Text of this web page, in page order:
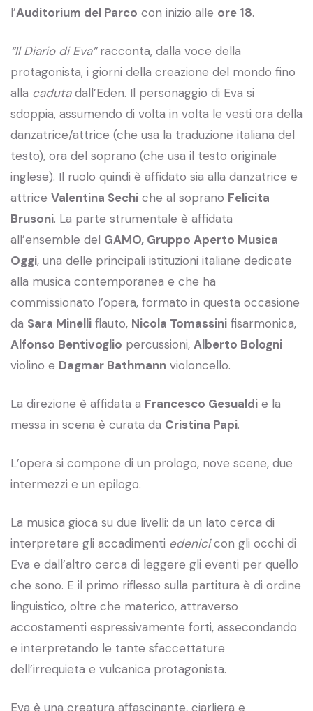
l’Auditorium del Parco con inizio alle ore 18.
“Il Diario di Eva”racconta, dalla voce della
protagonista, i giorni della creazione del mondo fino
alla cadutadall’Eden. Il personaggio di Eva si
sdoppia, assumendo di volta in volta le vesti ora della
danzatrice/attrice (che usa la traduzione italiana del
testo), ora del soprano (che usa il testo originale
inglese). Il ruolo quindi è affidato sia alla danzatrice e
attrice Valentina Sechi che al soprano Felicita
Brusoni. La parte strumentale è affidata
all’ensemble del GAMO, Gruppo Aperto Musica
Oggi, una delle principali istituzioni italiane dedicate
alla musica contemporanea e che ha
commissionato l’opera, formato in questa occasione
da Sara Minelli flauto, Nicola Tomassini fisarmonica,
Alfonso Bentivoglio percussioni, Alberto Bologni
violino e Dagmar Bathmann violoncello.
La direzione è affidata a Francesco Gesualdi e la
messa in scena è curata da Cristina Papi.
L’opera si compone di un prologo, nove scene, due
intermezzi e un epilogo.
La musica gioca su due livelli: da un lato cerca di
interpretare gli accadimenti edenicicon gli occhi di
Eva e dall’altro cerca di leggere gli eventi per quello
che sono. E il primo riflesso sulla partitura è di ordine
linguistico, oltre che materico, attraverso
accostamenti espressivamente forti, assecondando
e interpretando le tante sfaccettature
dell’irrequieta e vulcanica protagonista.
Eva è una creatura affascinante, ciarliera e